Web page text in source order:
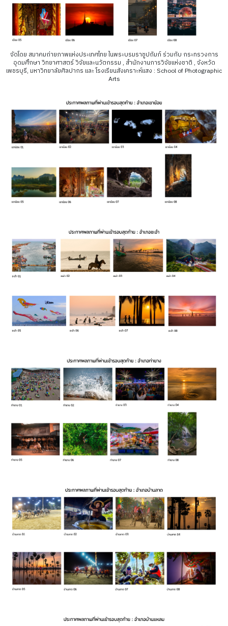
จัดโดย สมาคมถ่ายภาพแห่งประเทศไทย ในพระบรมราชูปถัมภ์ ร่วมกับ กระทรวงการ
อุดมศึกษา วิทยาศาสตร์ วิจัยและนวัตกรรม , สำนักงานการวิจัยแห่งชาติ , จังหวัด
เพชรบุรี, มหาวิทยาลัยศิลปากร และ โรงเรียนสังเคราะห์แสง : School of Photographic
Arts